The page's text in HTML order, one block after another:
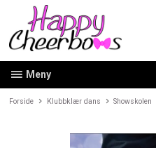
innholdet
Meny
Forside Klubbklær dans Showskolen